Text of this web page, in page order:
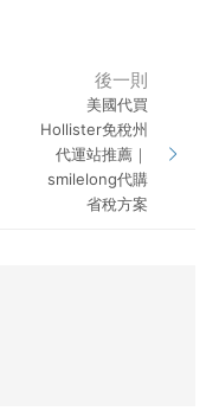
後一則
美國代買
Hollister免稅州
代運站推薦｜
smilelong代購
省稅方案